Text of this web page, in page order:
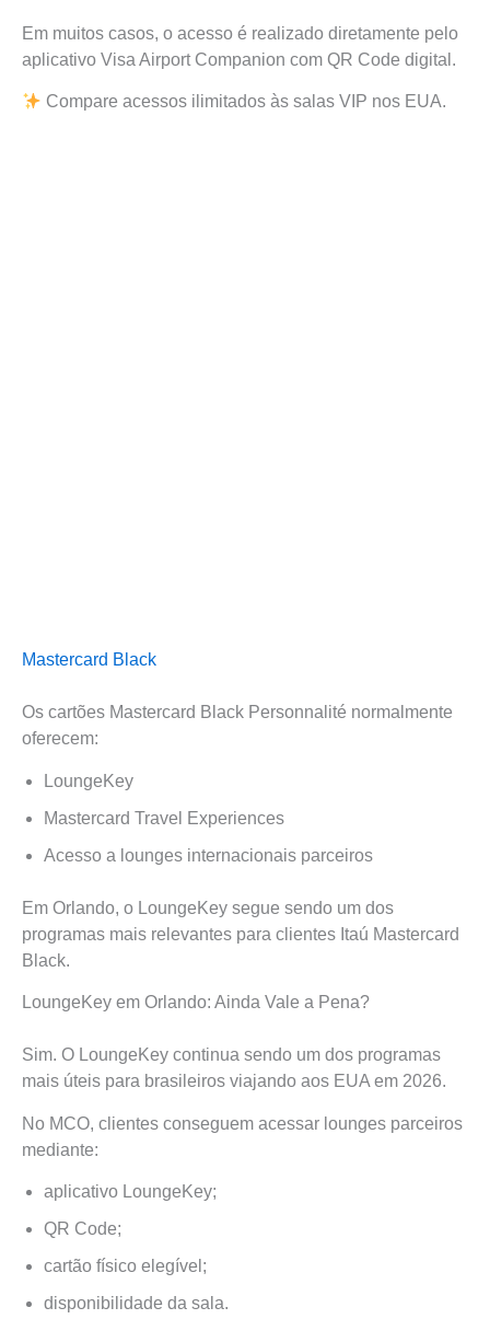
Em muitos casos, o acesso é realizado diretamente pelo
aplicativo Visa Airport Companion com QR Code digital.
Compare acessos ilimitados às salas VIP nos EUA.
Mastercard Black
Os cartões Mastercard Black Personnalité normalmente
oferecem:
LoungeKey
Mastercard Travel Experiences
Acesso a lounges internacionais parceiros
Em Orlando, o LoungeKey segue sendo um dos
programas mais relevantes para clientes Itaú Mastercard
Black.
LoungeKey em Orlando: Ainda Vale a Pena?
Sim. O LoungeKey continua sendo um dos programas
mais úteis para brasileiros viajando aos EUA em 2026.
No MCO, clientes conseguem acessar lounges parceiros
mediante:
aplicativo LoungeKey;
QR Code;
cartão físico elegível;
disponibilidade da sala.